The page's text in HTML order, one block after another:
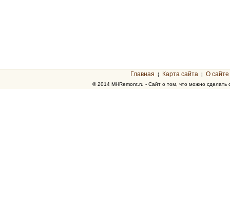
Главная ¦ Карта сайта ¦ О сайте
© 2014 MHRemont.ru - Сайт о том, что можно сделать